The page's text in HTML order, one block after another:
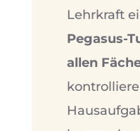
Lehrkraft
Pegasus-
allen